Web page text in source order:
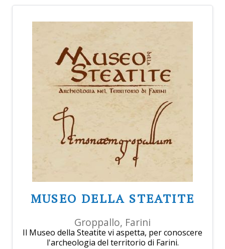
MUSEO DELLA STEATITE
Groppallo, Farini
Il Museo della Steatite vi aspetta, per conoscere
l'archeologia del territorio di Farini.